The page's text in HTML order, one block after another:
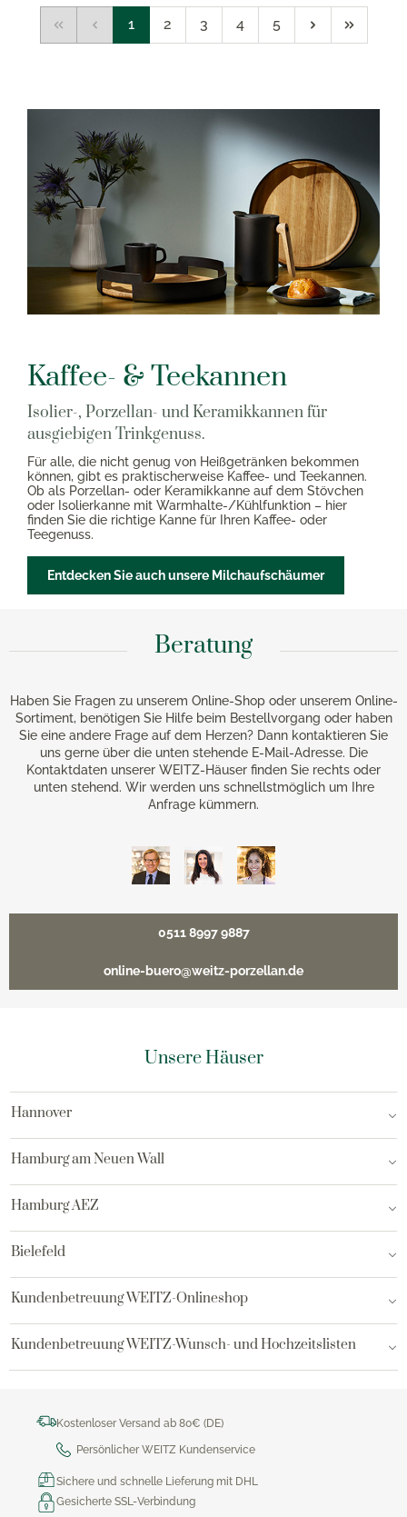
1 2 3 4 5
Kaffee- & Teekannen
Isolier-, Porzellan- und Keramikkannen für
ausgiebigen Trinkgenuss.
Für alle, die nicht genug von Heißgetränken bekommen
können, gibt es praktischerweise Kaffee- und Teekannen.
Ob als Porzellan- oder Keramikkanne auf dem Stövchen
oder Isolierkanne mit Warmhalte-/Kühlfunktion – hier
finden Sie die richtige Kanne für Ihren Kaffee- oder
Teegenuss.
Entdecken Sie auch unsere Milchaufschäumer
Beratung
Haben Sie Fragen zu unserem Online-Shop oder unserem Online-
Sortiment, benötigen Sie Hilfe beim Bestellvorgang oder haben
Sie eine andere Frage auf dem Herzen? Dann kontaktieren Sie
uns gerne über die unten stehende E-Mail-Adresse. Die
Kontaktdaten unserer WEITZ-Häuser finden Sie rechts oder
unten stehend. Wir werden uns schnellstmöglich um Ihre
Anfrage kümmern.
0511 8997 9887
online-buero@weitz-porzellan.de
Unsere Häuser
Hannover
Hamburg am Neuen Wall
Hamburg AEZ
Bielefeld
Kundenbetreuung WEITZ-Onlineshop
Kundenbetreuung WEITZ-Wunsch- und Hochzeitslisten
Kostenloser Versand ab 80€ (DE)
Persönlicher WEITZ Kundenservice
Sichere und schnelle Lieferung mit DHL
Gesicherte SSL-Verbindung